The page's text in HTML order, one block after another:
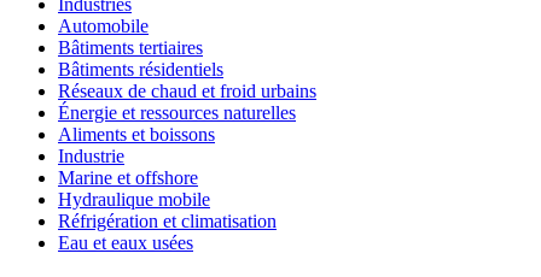
Automobile
Bâtiments tertiaires
Bâtiments résidentiels
Réseaux de chaud et froid urbains
Énergie et ressources naturelles
Aliments et boissons
Industrie
Marine et offshore
Hydraulique mobile
Réfrigération et climatisation
Eau et eaux usées